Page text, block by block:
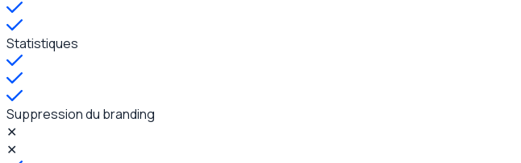
Statistiques
Suppression du branding
✕
✕